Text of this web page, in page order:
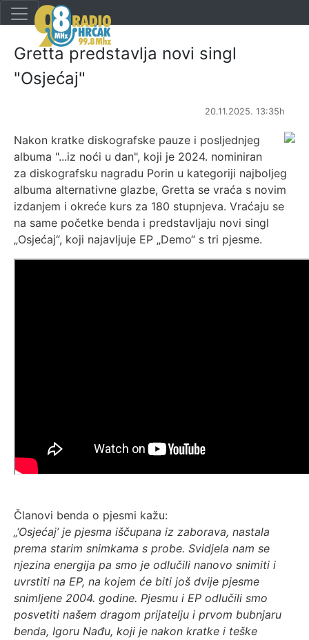
Gretta predstavlja novi singl
"Osjećaj"
20.11.2025. 13:35h
Nakon kratke diskografske pauze i posljednjeg
albuma "...iz noći u dan", koji je 2024. nominiran
za diskografsku nagradu Porin u kategoriji najboljeg
albuma alternativne glazbe, Gretta se vraća s novim
izdanjem i okreće kurs za 180 stupnjeva. Vraćaju se
na same početke benda i predstavljaju novi singl
„Osjećaj“, koji najavljuje EP „Demo“ s tri pjesme.
Članovi benda o pjesmi kažu:
„‘Osjećaj’ je pjesma iščupana iz zaborava, nastala
prema starim snimkama s probe. Svidjela nam se
njezina energija pa smo je odlučili nanovo snimiti i
uvrstiti na EP, na kojem će biti još dvije pjesme
snimljene 2004. godine. Pjesmu i EP odlučili smo
posvetiti našem dragom prijatelju i prvom bubnjaru
benda, Igoru Nađu, koji je nakon kratke i teške